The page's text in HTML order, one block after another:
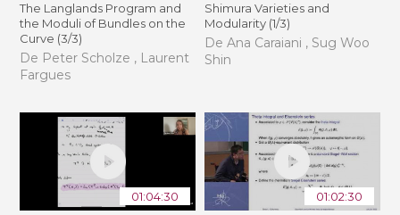
The Langlands Program and
the Moduli of Bundles on the
Curve (3/3)
De Peter Scholze , Laurent
Fargues
Shimura Varieties and
Modularity (1/3)
De Ana Caraiani , Sug Woo
Shin
01:04:30 01:02:30